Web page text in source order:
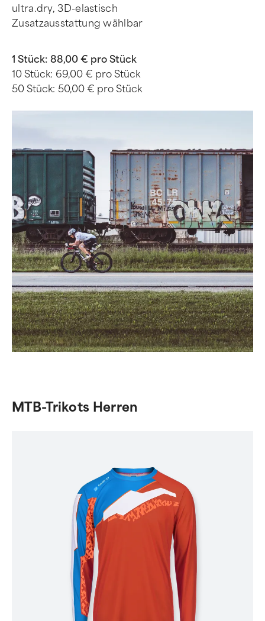
ultra.dry, 3D-elastisch
Zusatzausstattung wählbar
1 Stück: 88,00 € pro Stück
10 Stück: 69,00 € pro Stück
50 Stück: 50,00 € pro Stück
MTB-Trikots Herren